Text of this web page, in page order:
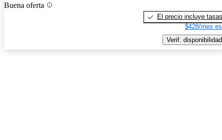
Buena oferta
El precio incluye tasas
$428/mes
Verif. disponibilidad